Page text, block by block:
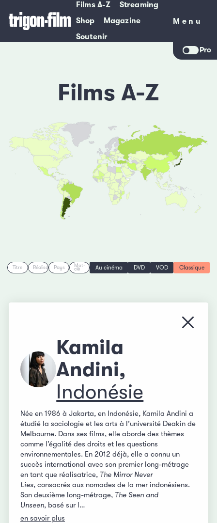
Films A-Z
Streaming
Shop
Magazine
Soutenir
Menu
Menu
Pro
Films A-Z
Titre RéalisationPays Mot-
clé Au cinéma DVD VOD Classique
Kamila
Andini,
Indonésie
Née en 1986 à Jakarta, en Indonésie, Kamila Andini a
étudié la sociologie et les arts à l’université Deakin de
Melbourne. Dans ses films, elle aborde des thèmes
comme l’égalité des droits et les questions
environnementales. En 2012 déjà, elle a connu un
succès international avec son premier long-métrage
en tant que réalisatrice, The Mirror Never
Lies, consacrés aux nomades de la mer indonésiens.
Son deuxième long-métrage, The Seen and
Unseen, basé sur l…
en savoir plus